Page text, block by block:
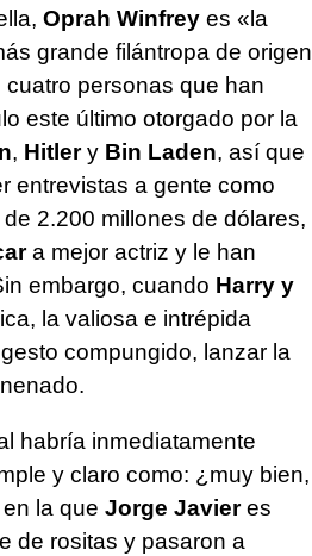
Oprah Winfreyes «la
grande filántropa de origen
personas que han
este último otorgado por la
, Hitlery Bin Laden, así que
entrevistas a gente como
2.200 millones de dólares,
a mejor actriz y le han
embargo, cuando Harry y
la valiosa e intrépida
compungido, lanzar la
habría inmediatamente
y claro como: ¿muy bien,
la que Jorge Javieres
de rositas y pasaron a